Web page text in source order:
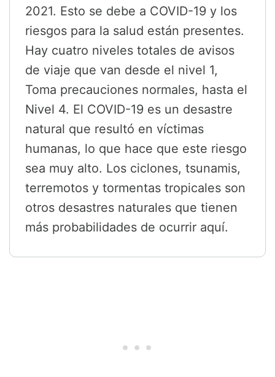
2021. Esto se debe a COVID-19 y los
riesgos para la salud están presentes.
Hay cuatro niveles totales de avisos
de viaje que van desde el nivel 1,
Toma precauciones normales, hasta el
Nivel 4. El COVID-19 es un desastre
natural que resultó en víctimas
humanas, lo que hace que este riesgo
sea muy alto. Los ciclones, tsunamis,
terremotos y tormentas tropicales son
otros desastres naturales que tienen
más probabilidades de ocurrir aquí.